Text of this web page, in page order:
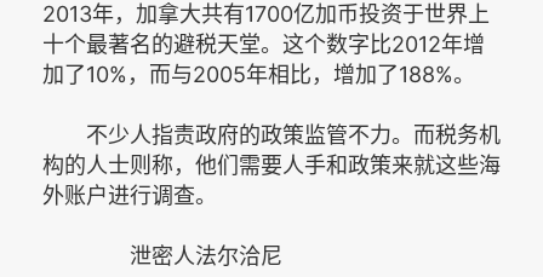
2013年，加拿大共有1700亿加币投资于世界上
十个最著名的避税天堂。这个数字比2012年增
加了10%，而与2005年相比，增加了188%。
不少人指责政府的政策监管不力。而税务机
构的人士则称，他们需要人手和政策来就这些海
外账户进行调查。
泄密人法尔洽尼